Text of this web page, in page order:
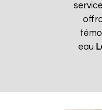
eau